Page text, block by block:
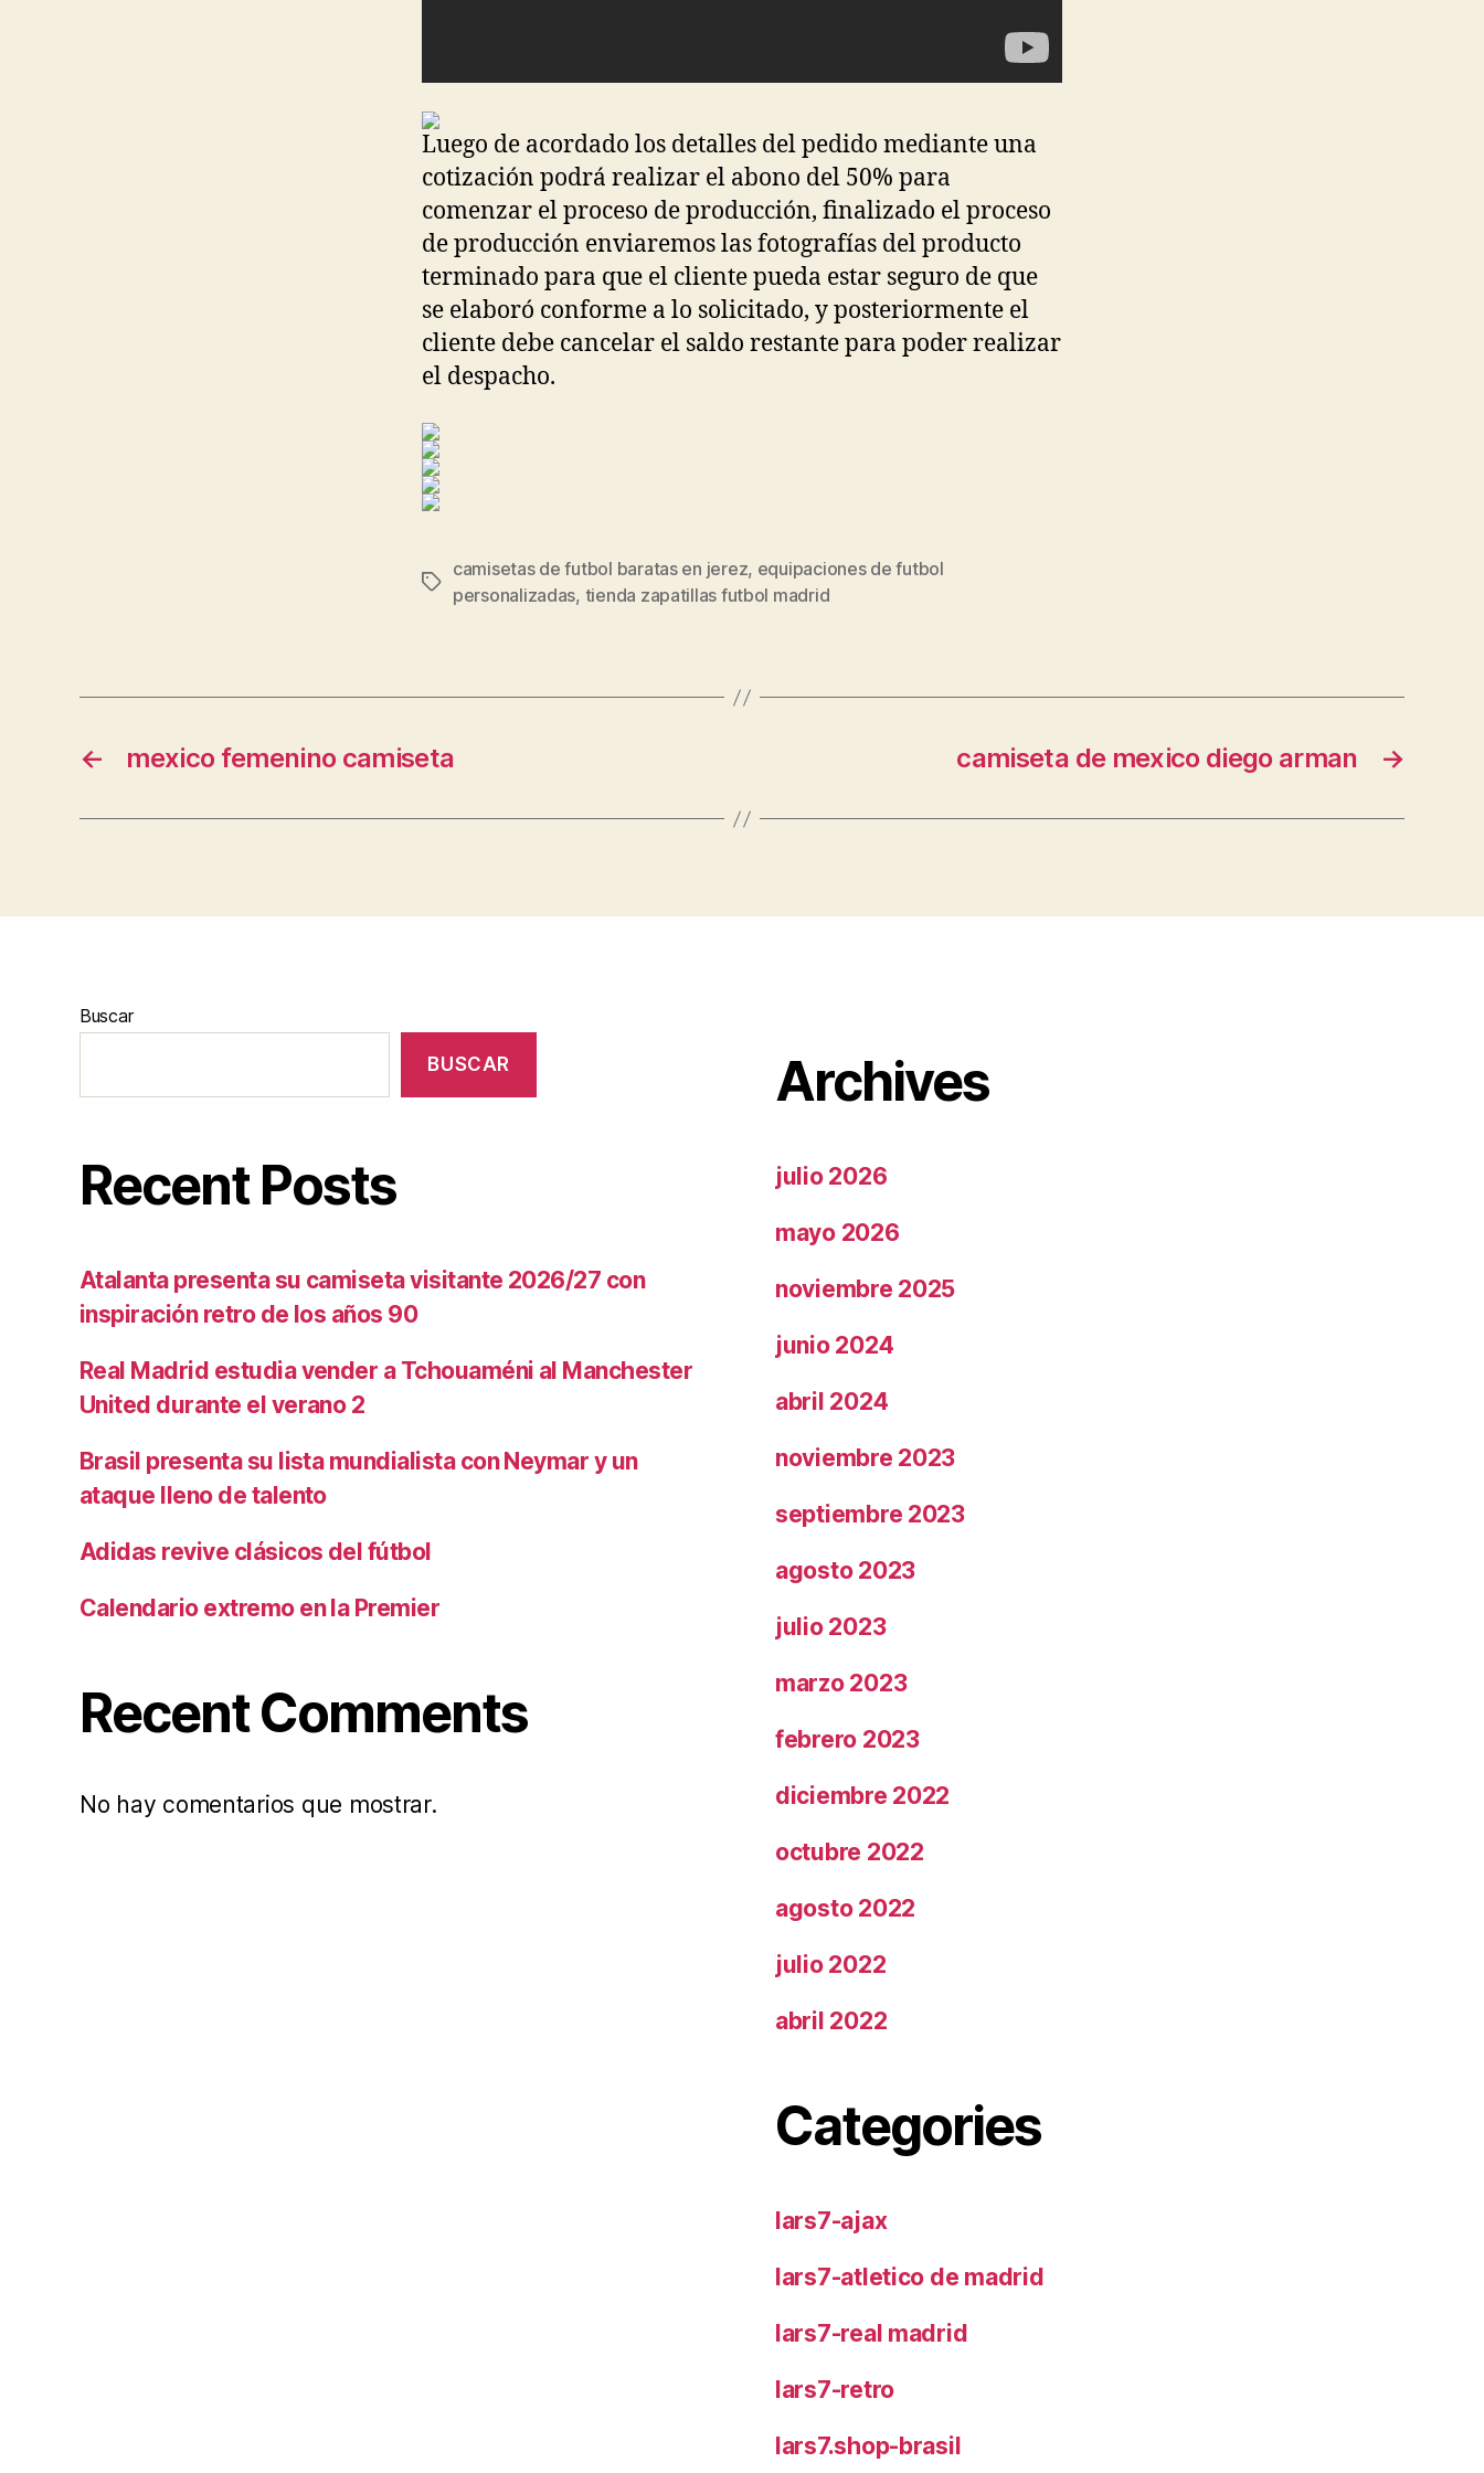
Luego de acordado los detalles del pedido mediante una
cotización podrá realizar el abono del 50% para
comenzar el proceso de producción, finalizado el proceso
de producción enviaremos las fotografías del producto
terminado para que el cliente pueda estar seguro de que
se elaboró conforme a lo solicitado, y posteriormente el
cliente debe cancelar el saldo restante para poder realizar
el despacho.
Etiquetas
camisetas de futbol baratas en jerez, equipaciones de futbol
personalizadas, tienda zapatillas futbol madrid
← mexico femenino camiseta →
camiseta de mexico diego arman
Buscar
BUSCAR
Recent Posts
Atalanta presenta su camiseta visitante 2026/27 con
inspiración retro de los años 90
Real Madrid estudia vender a Tchouaméni al Manchester
United durante el verano 2
Brasil presenta su lista mundialista con Neymar y un
ataque lleno de talento
Adidas revive clásicos del fútbol
Calendario extremo en la Premier
Recent Comments
No hay comentarios que mostrar.
Archives
julio 2026
mayo 2026
noviembre 2025
junio 2024
abril 2024
noviembre 2023
septiembre 2023
agosto 2023
julio 2023
marzo 2023
febrero 2023
diciembre 2022
octubre 2022
agosto 2022
julio 2022
abril 2022
Categories
lars7-ajax
lars7-atletico de madrid
lars7-real madrid
lars7-retro
lars7.shop-brasil